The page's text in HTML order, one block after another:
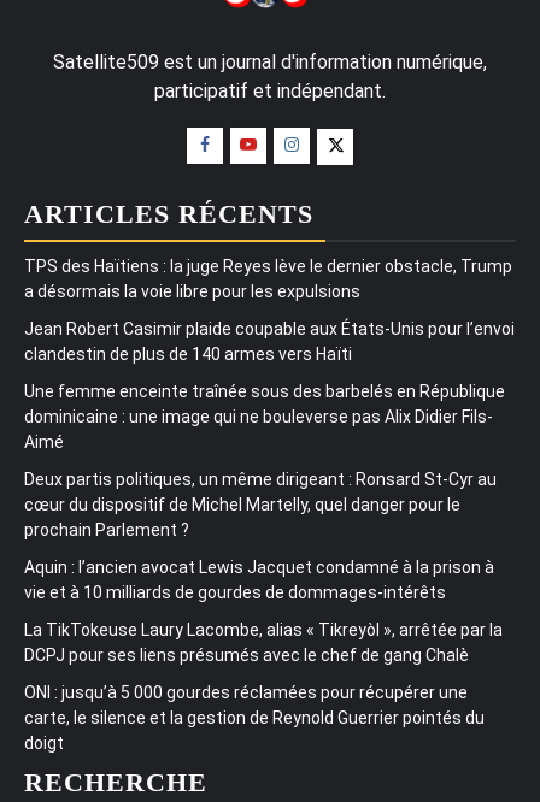
Satellite509 est un journal d'information numérique,
participatif et indépendant.
ARTICLES RÉCENTS
TPS des Haïtiens : la juge Reyes lève le dernier obstacle, Trump
a désormais la voie libre pour les expulsions
Jean Robert Casimir plaide coupable aux États-Unis pour l’envoi
clandestin de plus de 140 armes vers Haïti
Une femme enceinte traînée sous des barbelés en République
dominicaine : une image qui ne bouleverse pas Alix Didier Fils-
Aimé
Deux partis politiques, un même dirigeant : Ronsard St-Cyr au
cœur du dispositif de Michel Martelly, quel danger pour le
prochain Parlement ?
Aquin : l’ancien avocat Lewis Jacquet condamné à la prison à
vie et à 10 milliards de gourdes de dommages-intérêts
La TikTokeuse Laury Lacombe, alias « Tikreyòl », arrêtée par la
DCPJ pour ses liens présumés avec le chef de gang Chalè
ONI : jusqu’à 5 000 gourdes réclamées pour récupérer une
carte, le silence et la gestion de Reynold Guerrier pointés du
doigt
RECHERCHE